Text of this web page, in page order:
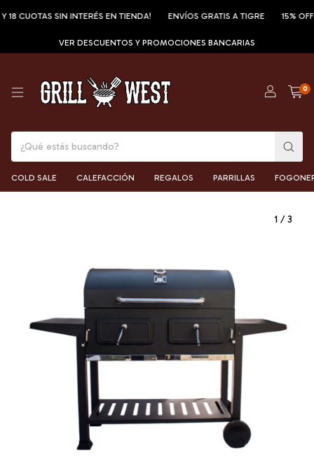
SIN INTERÉS EN TIENDA! ENVÍOS GRATIS A TIGRE 15% OFF POR
VER DESCUENTOS Y PROMOCIONES BANCARIAS
0
COLD SALE CALEFACCIÓN REGALOS PARRILLAS
1 /3